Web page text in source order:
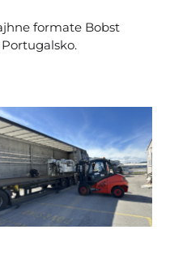
formate Bobst